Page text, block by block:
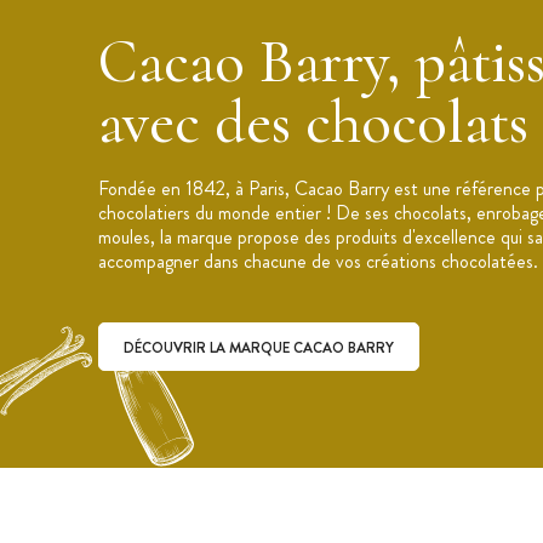
- Maintien parfait du sac grâce au fond plat
- Impression sur toutes les faces
Accords ingrédients :
Ce chocolat à la texture lisse et
notes sucrées de vanille s'accordera
(Armagnac), Amandes, Framboise,
Matcha, Clous de Girofle, Pignon de pin.
Cacao Barry,
avec des chocolats
Fondée en 1842, à Paris, Cacao Barry est une référence
chocolatiers du monde entier ! De ses chocolats,
moules, la marque propose des produits d'excellence qui
accompagner dans chacune de vos créations chocolatées.
DÉCOUVRIR LA MARQUE CACAO BARRY